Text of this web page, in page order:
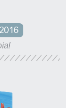
2016